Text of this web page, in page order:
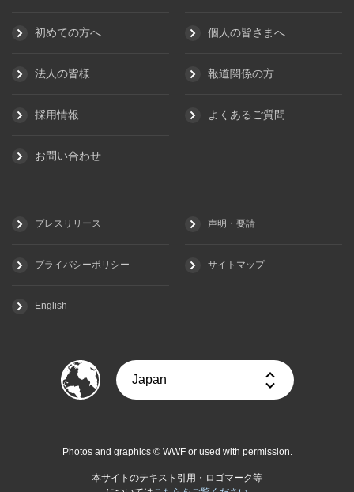
初めての方へ 個人の皆さまへ
法人の皆様 報道関係の方
採用情報 よくあるご質問
お問い合わせ
プレスリリース 声明・要請
プライバシーポリシー サイトマップ
English
Photos and graphics © WWF or used with permission.
本サイトのテキスト引用・ロゴマーク等